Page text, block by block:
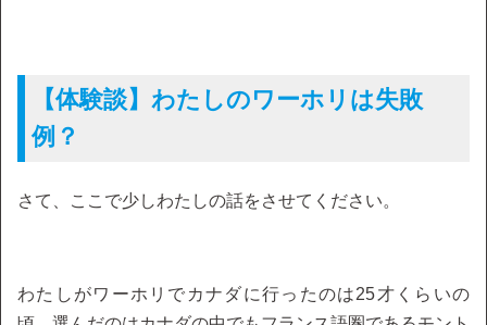
【体験談】わたしのワーホリは失敗
例？
さて、ここで少しわたしの話をさせてください。
わたしがワーホリでカナダに行ったのは25才くらいの